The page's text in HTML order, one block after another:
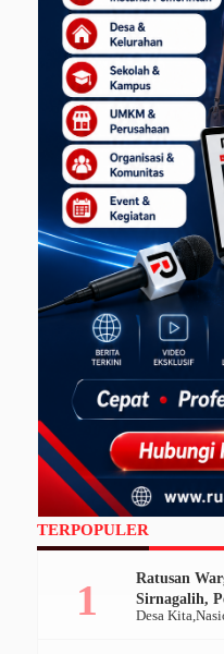
TERPOPULER
Desa Kita
Ratusan
Sirnagalih,